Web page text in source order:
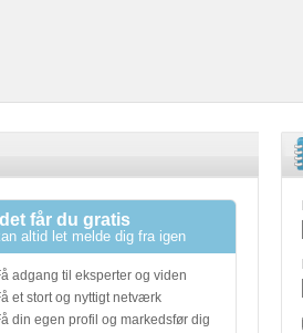
får du gratis
altid let melde dig fra igen
adgang til eksperter og viden
et stort og nyttigt netværk
din egen profil og markedsfør dig